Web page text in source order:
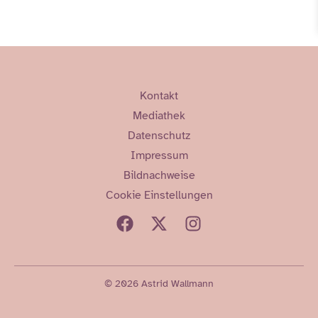
Kontakt
Mediathek
Datenschutz
Impressum
Bildnachweise
Cookie Einstellungen
© 2026 Astrid Wallmann